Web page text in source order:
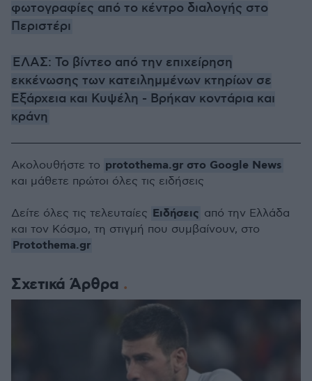
φωτογραφίες από το κέντρο διαλογής στο
Περιστέρι
ΕΛΑΣ: Το βίντεο από την επιχείρηση
εκκένωσης των κατειλημμένων κτηρίων σε
Εξάρχεια και Κυψέλη - Βρήκαν κοντάρια και
κράνη
Σχετικά Άρθρα
Ακολουθήστε το protothema.gr στο Google News
και μάθετε πρώτοι όλες τις ειδήσεις
Δείτε όλες τις τελευταίες Ειδήσεις από την Ελλάδα
και τον Κόσμο, τη στιγμή που συμβαίνουν, στο
Protothema.gr